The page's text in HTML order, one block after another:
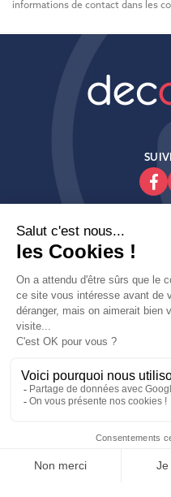
informations de contact dans les
Produits
Decoroom
Contactez-Nous
Copyright © fait avec ♥ par